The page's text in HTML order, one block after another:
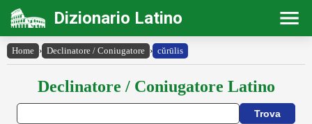
Dizionario Latino
Home › Declinatore / Coniugatore › cŭrūlis
Declinatore / Coniugatore Latino